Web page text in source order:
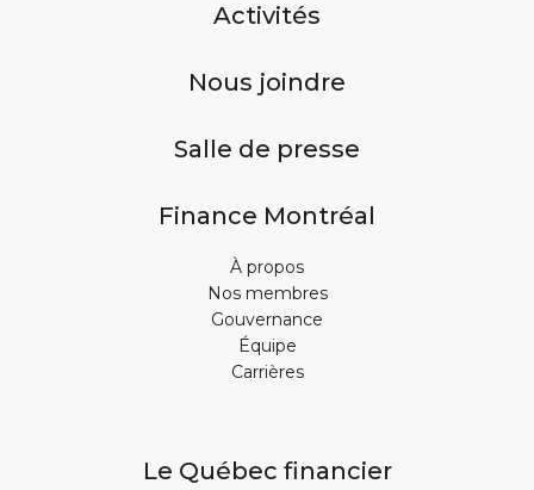
Activités
Nous joindre
Salle de presse
Finance Montréal
À propos
Nos membres
Gouvernance
Équipe
Carrières
Le Québec financier